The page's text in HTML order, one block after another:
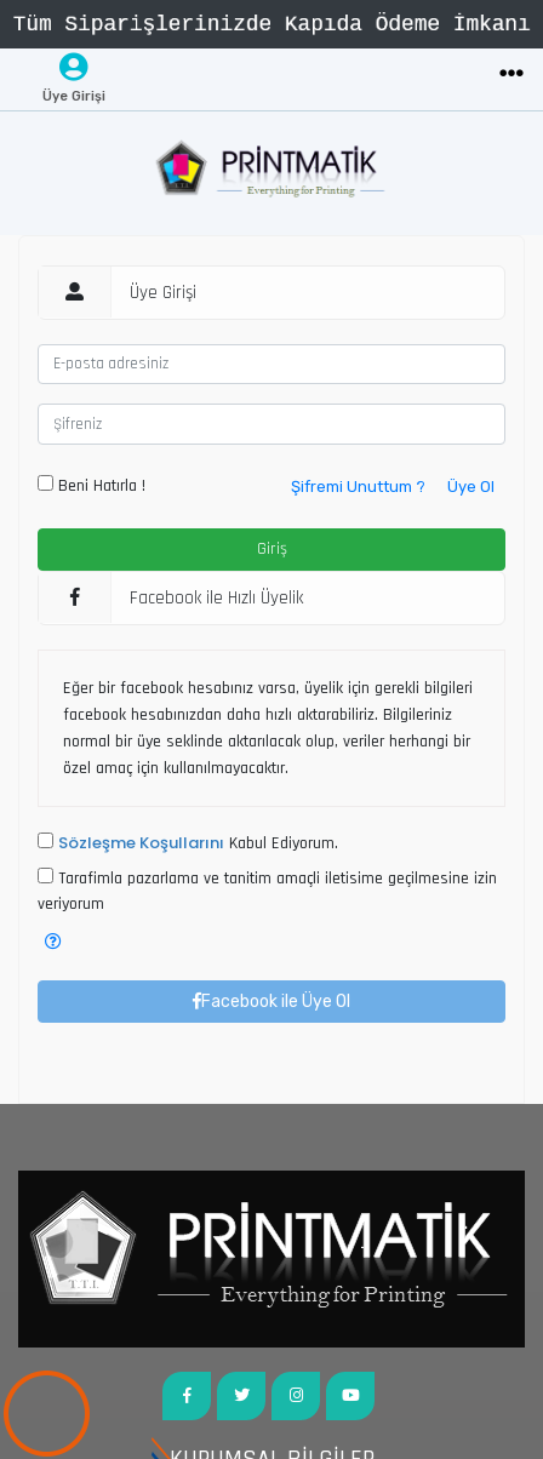
Üye Girişi
Üye Girişi
Beni Hatırla ! Üye Ol
Şifremi Unuttum ?
Facebook ile Hızlı Üyelik
Eğer bir facebook hesabınız varsa, üyelik için gerekli bilgileri
facebook hesabınızdan daha hızlı aktarabiliriz. Bilgileriniz
normal bir üye seklinde aktarılacak olup, veriler herhangi bir
özel amaç için kullanılmayacaktır.
Sözleşme Koşullarını Kabul Ediyorum.
Tarafimla pazarlama ve tanitim amaçli iletisime geçilmesine izin
veriyorum
Facebook ile Üye Ol